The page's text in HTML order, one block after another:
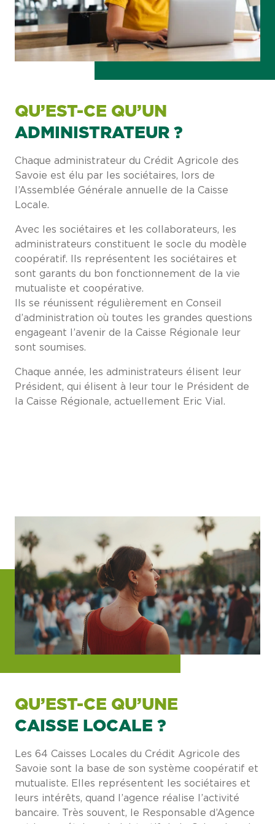
QU’EST-CE QU’UN
ADMINISTRATEUR ?
Chaque administrateur du Crédit Agricole des
Savoie est élu par les sociétaires, lors de
l’Assemblée Générale annuelle de la Caisse
Locale.
Avec les sociétaires et les collaborateurs, les
administrateurs constituent le socle du modèle
coopératif. Ils représentent les sociétaires et
sont garants du bon fonctionnement de la vie
mutualiste et coopérative.
Ils se réunissent régulièrement en Conseil
d’administration où toutes les grandes questions
engageant l’avenir de la Caisse Régionale leur
sont soumises.
Chaque année, les administrateurs élisent leur
Président, qui élisent à leur tour le Président de
la Caisse Régionale, actuellement Eric Vial.
QU’EST-CE QU’UNE
CAISSE LOCALE ?
Les 64 Caisses Locales du Crédit Agricole des
Savoie sont la base de son système coopératif et
mutualiste. Elles représentent les sociétaires et
leurs intérêts, quand l’agence réalise l’activité
bancaire. Très souvent, le Responsable d’Agence